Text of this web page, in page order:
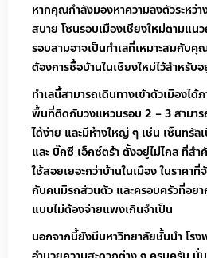
หากคุณกำลังมองหาความลงตัวระหว่
สบาย โซนรอบเมืองเชียงใหม่ตามแน
รอบสามอาจเป็นทำเลที่เหมาะสมกับคุ
ต้องการซื้อบ้านในเชียงใหม่ไว้สำหรับอ
ทำเลนี้สามารถเดินทางเข้าตัวเมืองไ
พื้นที่ติดกับวงแหวนรอบ 2 – 3 สามาร
ได้ง่าย และมีห้างใหญ่ ๆ เช่น เซ็นทรัล
และ บิ๊กซี เอ็กซ์ตร้า ตั้งอยู่ไม่ไกล ที่
ใช้สอยเยอะกว่าบ้านในเมือง ในราคาที่
กับคนมีรถส่วนตัว และครอบครัวที่อย
แบบไม่ต้องจ่ายแพงเกินจำเป็น
นอกจากนี้ยังมีมหาวิทยาลัยชั้นนำ โร